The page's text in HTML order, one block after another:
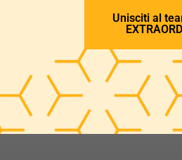
Unisciti al